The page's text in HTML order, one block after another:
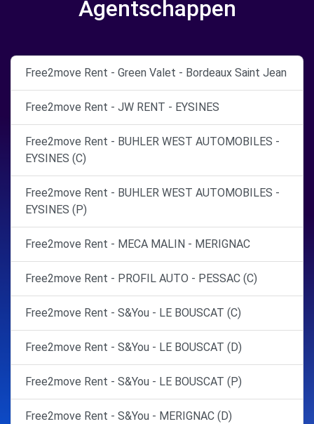
Agentschappen
Free2move Rent - Green Valet - Bordeaux Saint Jean
Free2move Rent - JW RENT - EYSINES
Free2move Rent - BUHLER WEST AUTOMOBILES -
EYSINES (C)
Free2move Rent - BUHLER WEST AUTOMOBILES -
EYSINES (P)
Free2move Rent - MECA MALIN - MERIGNAC
Free2move Rent - PROFIL AUTO - PESSAC (C)
Free2move Rent - S&You - LE BOUSCAT (C)
Free2move Rent - S&You - LE BOUSCAT (D)
Free2move Rent - S&You - LE BOUSCAT (P)
Free2move Rent - S&You - MERIGNAC (D)